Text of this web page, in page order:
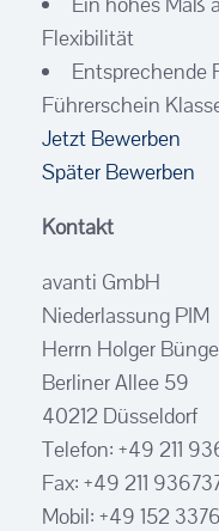
Flexibilität
Entsprechende
Führerschein
Jetzt Bewerben
Später Bewerben
Kontakt
avanti GmbH
Niederlassung PIM
Herrn Holger
Berliner Allee 59
40212 Düsseldorf
Telefon: +49 211
Fax: +49 211
Mobil: +49 152